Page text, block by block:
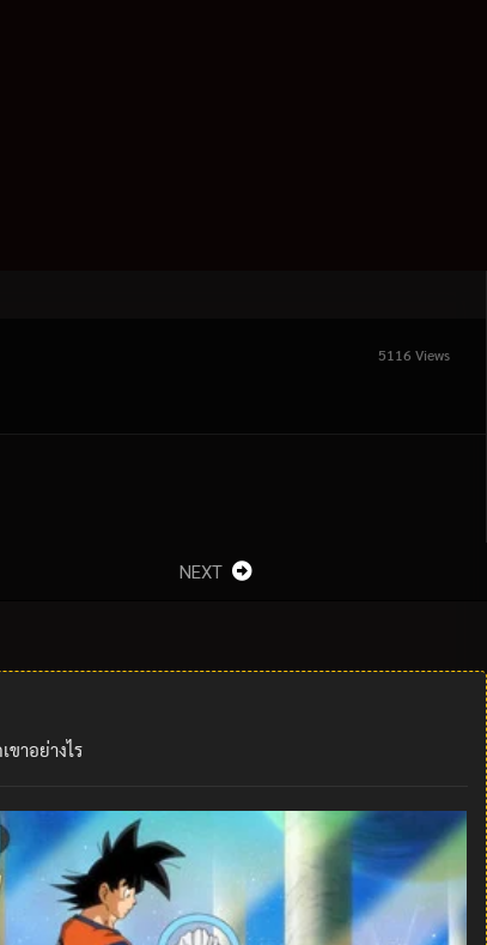
5116 Views
NEXT
าอย่างไร